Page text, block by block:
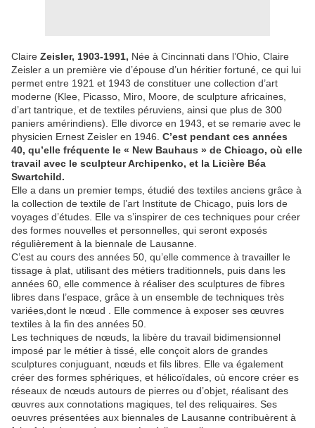
Claire Zeisler, 1903-1991, Née à Cincinnati dans l’Ohio, Claire
Zeisler a un première vie d’épouse d’un héritier fortuné, ce qui lui
permet entre 1921 et 1943 de constituer une collection d’art
moderne (Klee, Picasso, Miro, Moore, de sculpture africaines,
d’art tantrique, et de textiles péruviens, ainsi que plus de 300
paniers amérindiens). Elle divorce en 1943, et se remarie avec le
physicien Ernest Zeisler en 1946. C’est pendant ces années
40, qu’elle fréquente le « New Bauhaus » de Chicago, où elle
travail avec le sculpteur Archipenko, et la Licière Béa
Swartchild.
Elle a dans un premier temps, étudié des textiles anciens grâce à
la collection de textile de l’art Institute de Chicago, puis lors de
voyages d’études. Elle va s’inspirer de ces techniques pour créer
des formes nouvelles et personnelles, qui seront exposés
régulièrement à la biennale de Lausanne.
C’est au cours des années 50, qu’elle commence à travailler le
tissage à plat, utilisant des métiers traditionnels, puis dans les
années 60, elle commence à réaliser des sculptures de fibres
libres dans l’espace, grâce à un ensemble de techniques très
variées,dont le nœud . Elle commence à exposer ses œuvres
textiles à la fin des années 50.
Les techniques de nœuds, la libère du travail bidimensionnel
imposé par le métier à tissé, elle conçoit alors de grandes
sculptures conjuguant, nœuds et fils libres. Elle va également
créer des formes sphériques, et hélicoïdales, où encore créer es
réseaux de nœuds autours de pierres ou d’objet, réalisant des
œuvres aux connotations magiques, tel des reliquaires. Ses
oeuvres présentées aux biennales de Lausanne contribuèrent à